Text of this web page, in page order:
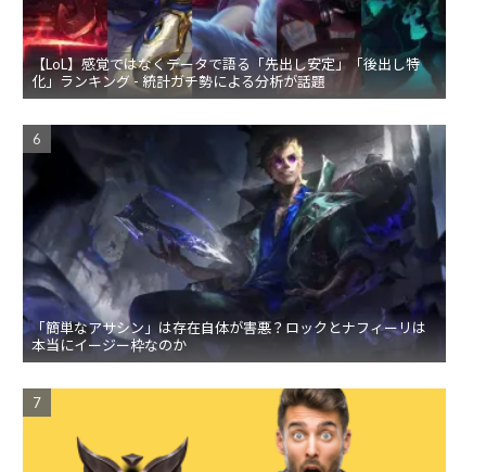
【LoL】感覚ではなくデータで語る「先出し安定」「後出し特
化」ランキング - 統計ガチ勢による分析が話題
「簡単なアサシン」は存在自体が害悪？ロックとナフィーリは
本当にイージー枠なのか